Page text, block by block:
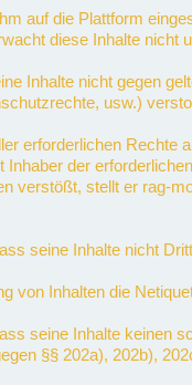
auf die Plattform
diese Inhalte
Inhalte nicht gegen
usw.)
erforderlichen
der
verstößt, stellt er rag-
seine Inhalte nicht
von Inhalten die
seine Inhalte keinen
§§ 202a), 202b),